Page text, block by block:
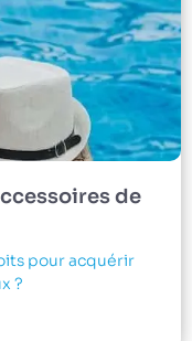
de
pour acquérir
?